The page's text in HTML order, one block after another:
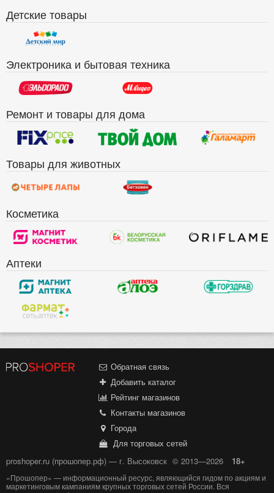
Детские товары
Электроника и бытовая техника
Ремонт и товары для дома
Товары для животных
Косметика
Аптеки
Обратная связь
Добавить каталог
Рейтинг магазинов
Контакты магазинов
Города
Для торговых сетей
proshoper.ru (прошопер.рф) — г. Высоковск © 2013—2026 18+
«Прошопер» — информационный ресурс, являющийся гидом по акциям и
маркетинговым кампаниям крупных торговых сетей России. Вся